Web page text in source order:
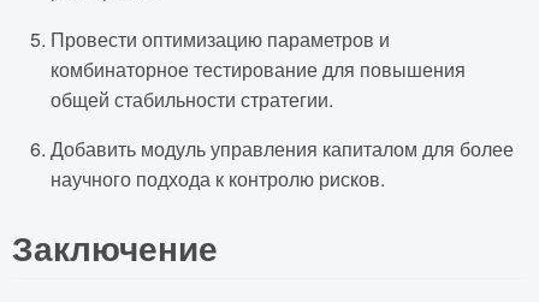
Провести оптимизацию параметров и
комбинаторное тестирование для повышения
общей стабильности стратегии.
Добавить модуль управления капиталом для более
научного подхода к контролю рисков.
Заключение